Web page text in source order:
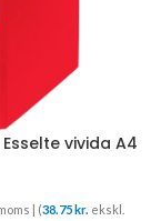
vivida A4
| (38.75kr. ekskl.